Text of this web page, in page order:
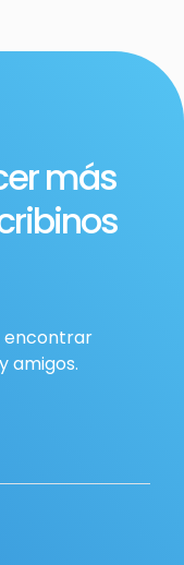
más
encontrar
amigos.